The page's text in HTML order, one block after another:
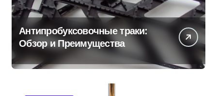
Антипробуксовочные траки:
Обзор и Преимущества